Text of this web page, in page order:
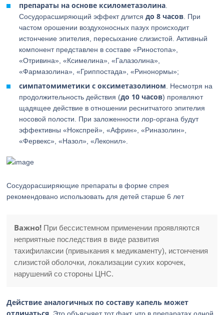
препараты на основе ксилометазолина
Сосудорасширяющий эффект длитсядо 8 часов . При
частом орошении воздухоносных пазух происходит
истончение эпителия, пересыхание слизистой. Активный
компонент представлен в составе «Риностопа»,
«Отривина», «Ксимелина», «Галазолина»,
«Фармазолина», «Гриппостада», «Ринонормы»;
симпатомиметики с оксиметазолином . Несмотря на
продолжительность действия (до 10 часов) проявляют
щадящее действие в отношении реснитчатого эпителия
носовой полости. При заложенности лор-органа будут
эффективны «Нокспрей», «Африн», «Риназолин»,
«Фервекс», «Назол», «Леконил».
Сосудорасширяющие препараты в форме спрея
рекомендовано использовать для детей старше 6 лет
Важно! При бессистемном применении проявляются
неприятные последствия в виде развития
тахифилаксии (привыкания к медикаменту), истончения
слизистой оболочки, локализации сухих корочек,
нарушений со стороны ЦНС.
Действие аналогичных по составу капель может